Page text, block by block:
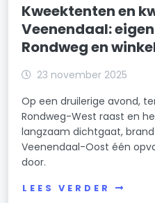
Kweektenten en
Veenendaal:
Rondweg en
23 november 2025
Op een druilerige avond,
Rondweg-West raast en
langzaam dichtgaat,
Veenendaal-Oost één
door.
LEES VERDER